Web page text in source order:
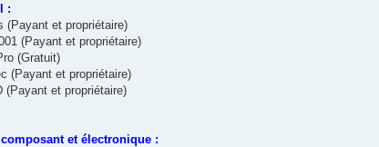
:
(Payant et propriétaire)
(Payant et propriétaire)
(Gratuit)
(Payant et propriétaire)
(Payant et propriétaire)
et électronique :